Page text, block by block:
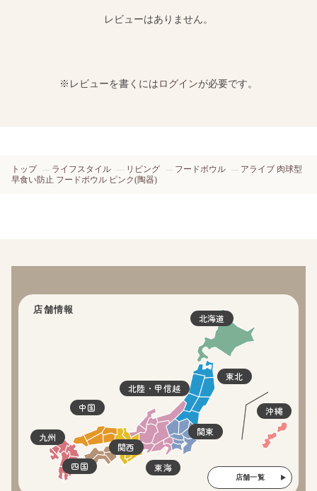
レビューはありません。
※レビューを書くにはログインが必要です。
トップ ライフスタイル リビング フードボウル
アライブ 肉球型
早食い防止 フードボウル ピンク(陶器)
店舗情報
北海道
東北
関東
北陸・甲信越
東海
関西
四国
中国
九州
沖縄
店舗一覧